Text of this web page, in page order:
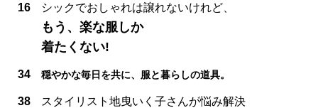
16 シックでおしゃれは譲れないけれど、
もう、楽な服しか
着たくない!
34 穏やかな毎日を共に、服と暮らしの道具。
38 スタイリスト地曳いく子さんが悩み解決